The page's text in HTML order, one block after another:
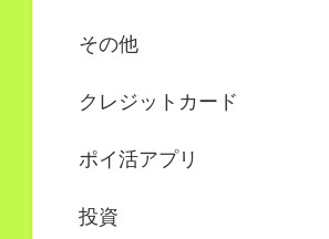
その他
クレジットカード
ポイ活アプリ
投資